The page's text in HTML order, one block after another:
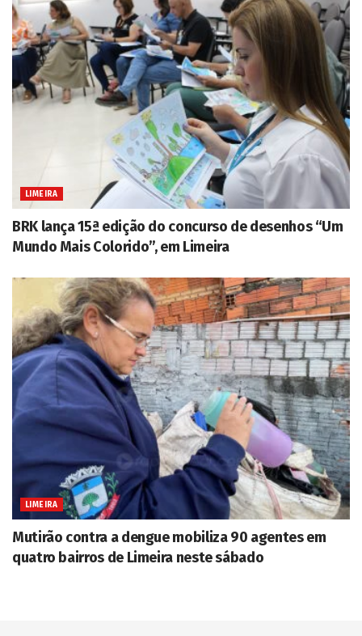
LIMEIRA
BRK lança 15ª edição do concurso de desenhos “Um
Mundo Mais Colorido”, em Limeira
LIMEIRA
Mutirão contra a dengue mobiliza 90 agentes em
quatro bairros de Limeira neste sábado